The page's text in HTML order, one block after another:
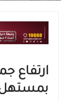
ارتفاع
بمستهل